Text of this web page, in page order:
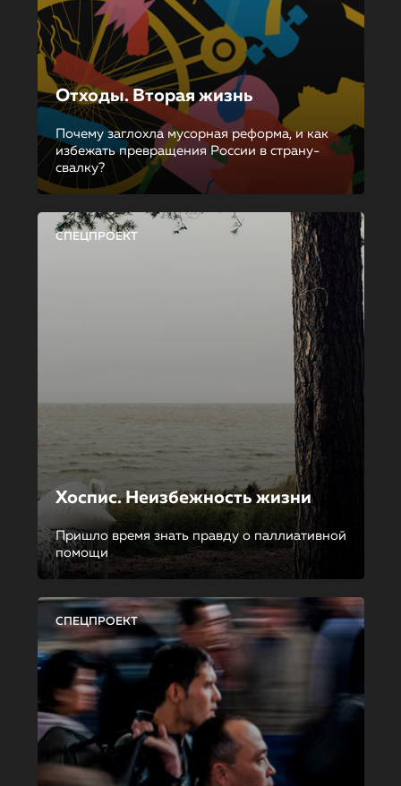
Отходы. Вторая жизнь
Почему заглохла мусорная реформа, и как
избежать превращения России в страну-
свалку?
СПЕЦПРОЕКТ
Хоспис. Неизбежность жизни
Пришло время знать правду о паллиативной
помощи
СПЕЦПРОЕКТ